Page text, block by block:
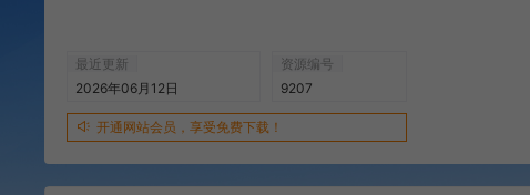
最近更新
2026年06月12日
资源编号
9207
开通网站会员，享受免费下载！